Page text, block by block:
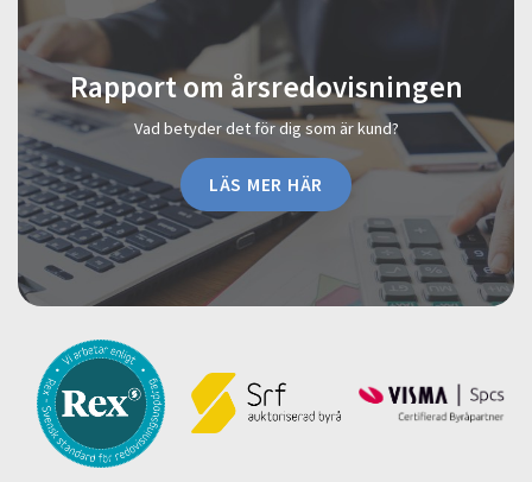
Rapport om årsredovisningen
Vad betyder det för dig som är kund?
LÄS MER HÄR